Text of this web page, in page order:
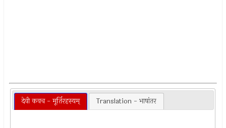
देवी कवच - मूर्तिरहस्यम् Translation - भाषांतर